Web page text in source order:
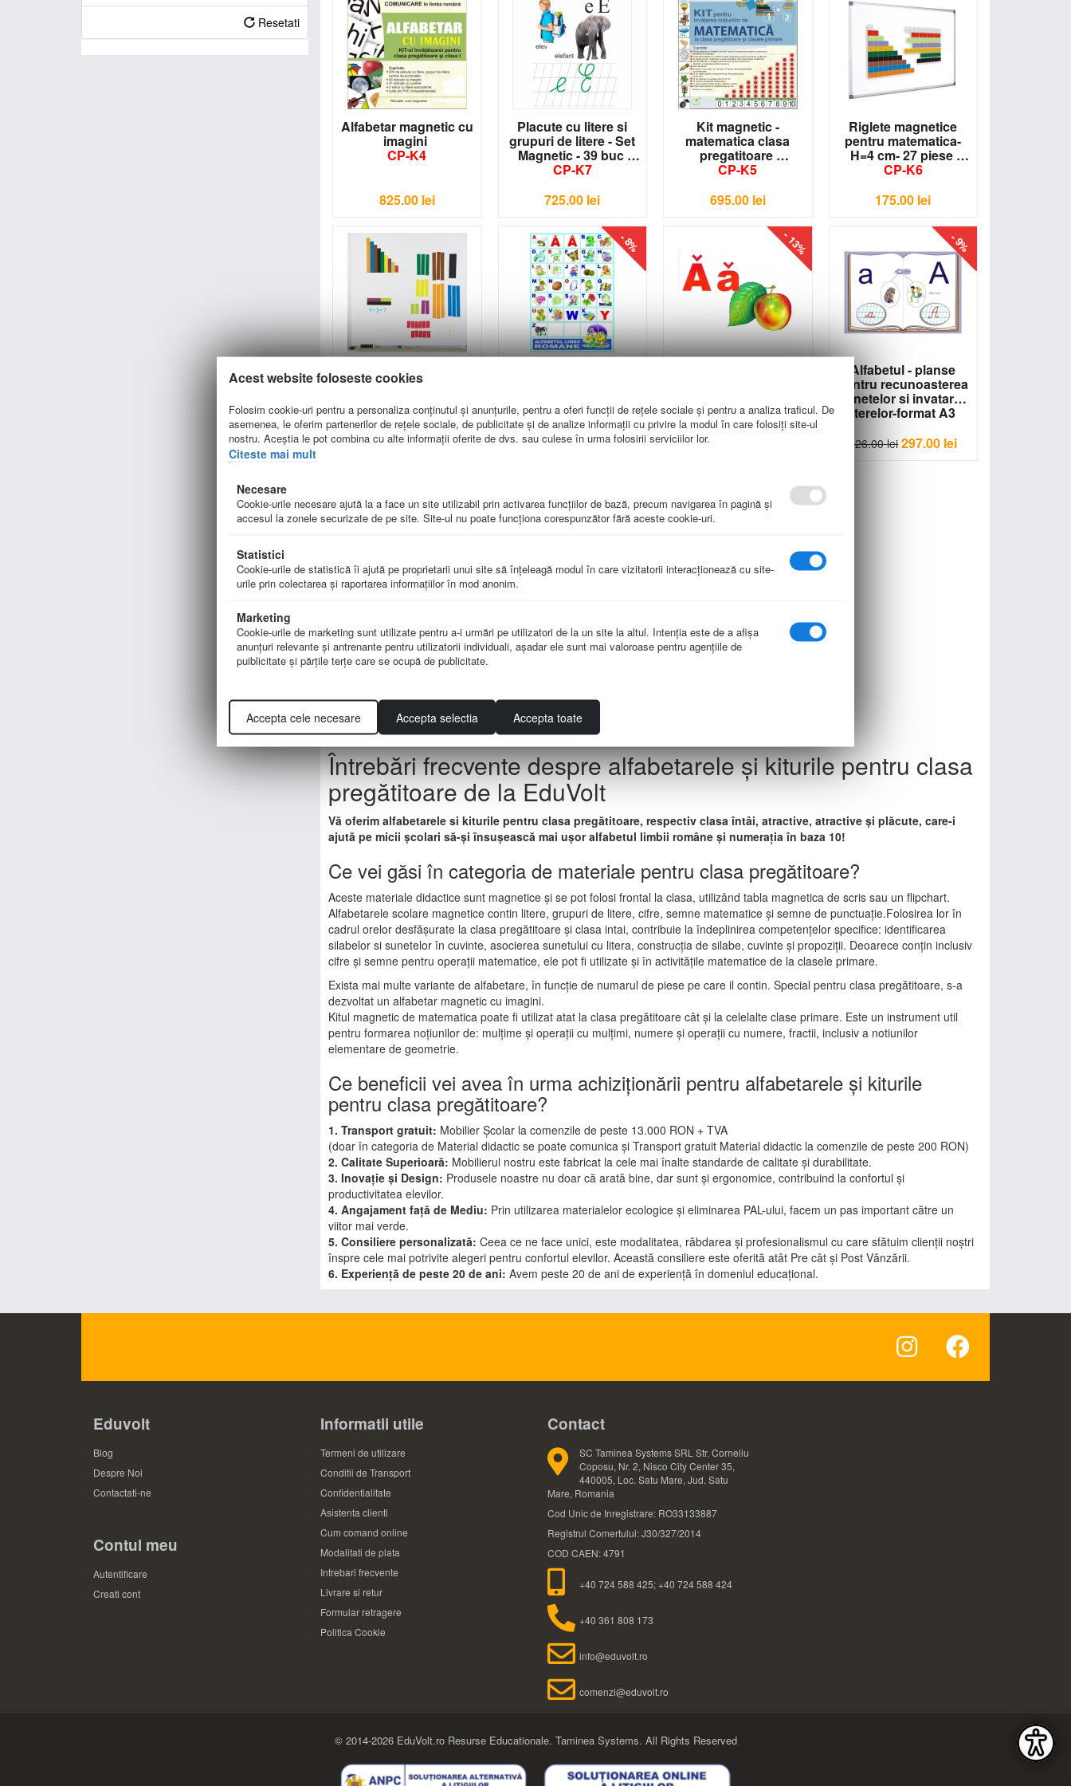
Resetati
Alfabetar magnetic cu
imagini
CP-K4
825.00 lei
Placute cu litere si
grupuri de litere - Set
Magnetic - 39 buc
CP-K7
725.00 lei
Kit magnetic -
matematica clasa
pregatitoare
CP-K5
695.00 lei
Riglete magnetice
pentru matematica-
H=4 cm- 27 piese
CP-K6
175.00 lei
Riglete magnetice
pentru matematica-
LER 7708
144.00lei
- 8%
CP-P18
450.00 lei 415.00 lei
- 13%
CP-P19
238.00
- 9%
Alfabetul - planse
pentru recunoasterea
sunetelor si invatarea
literelor-format A3
326.00 lei 297.00 lei
Litere si grupuri de
litere- dim. 700x1000
mm
CP-K8
Întrebări frecvente despre alfabetarele și kiturile pentru clasa
pregătitoare de la EduVolt
Vă oferim alfabetarele si kiturile pentru clasa pregătitoare, respectiv clasa întâi, atractive, atractive și plăcute, care-i
ajută pe micii școlari să-și însușească mai ușor alfabetul limbii române și numerația în baza 10!
Ce vei găsi în categoria de materiale pentru clasa pregătitoare?
Aceste materiale didactice sunt magnetice și se pot folosi frontal la clasa, utilizând tabla magnetica de scris sau un flipchart.
Alfabetarele scolare magnetice contin litere, grupuri de litere, cifre, semne matematice și semne de punctuație.Folosirea lor în
cadrul orelor desfășurate la clasa pregătitoare și clasa intai, contribuie la îndeplinirea competențelor specifice: identificarea
silabelor si sunetelor în cuvinte, asocierea sunetului cu litera, construcția de silabe, cuvinte și propoziții. Deoarece conțin inclusiv
cifre și semne pentru operații matematice, ele pot fi utilizate și în activitățile matematice de la clasele primare.
Exista mai multe variante de alfabetare, în funcție de numarul de piese pe care il contin. Special pentru clasa pregătitoare, s-a
dezvoltat un alfabetar magnetic cu imagini.
Kitul magnetic de matematica poate fi utilizat atat la clasa pregătitoare cât și la celelalte clase primare. Este un instrument util
pentru formarea noțiunilor de: mulțime și operații cu mulțimi, numere și operații cu numere, fractii, inclusiv a notiunilor
elementare de geometrie.
Ce beneficii vei avea în urma achiziționării pentru alfabetarele și kiturile
pentru clasa pregătitoare?
1. Transport gratuit: Mobilier Școlar la comenzile de peste 13.000 RON + TVA
(doar în categoria de Material didactic se poate comunica și Transport gratuit Material didactic la comenzile de peste 200 RON)
2. Calitate Superioară: Mobilierul nostru este fabricat la cele mai înalte standarde de calitate și durabilitate.
3. Inovație și Design: Produsele noastre nu doar că arată bine, dar sunt și ergonomice, contribuind la confortul și
productivitatea elevilor.
4. Angajament față de Mediu: Prin utilizarea materialelor ecologice și eliminarea PAL-ului, facem un pas important către un
viitor mai verde.
5. Consiliere personalizată: Ceea ce ne face unici, este modalitatea, răbdarea și profesionalismul cu care sfătuim clienții noștri
înspre cele mai potrivite alegeri pentru confortul elevilor. Această consiliere este oferită atât Pre cât și Post Vânzării.
6. Experiență de peste 20 de ani: Avem peste 20 de ani de experiență în domeniul educațional.
Eduvolt
Blog
Despre Noi
Contactati-ne
Contul meu
Autentificare
Creati cont
Informatii utile
Termeni de utilizare
Conditii de Transport
Confidentialitate
Asistenta clienti
Cum comand online
Modalitati de plata
Intrebari frecvente
Livrare si retur
Formular retragere
Politica Cookie
Contact
SC Taminea Systems SRL Str. Corneliu
Coposu, Nr. 2, Nisco City Center 35,
440005, Loc. Satu Mare, Jud. Satu
Mare, Romania
Cod Unic de Inregistrare: RO33133887
Registrul Comertului: J30/327/2014
COD CAEN: 4791
+40 724 588 425; +40 724 588 424
+40 361 808 173
info@eduvolt.ro
comenzi@eduvolt.ro
© 2014-2026 EduVolt.ro Resurse Educationale. Taminea Systems. All Rights Reserved
Acest website foloseste cookies
Folosim cookie-uri pentru a personaliza conținutul și anunțurile, pentru a oferi funcții de rețele sociale și pentru a analiza traficul. De
asemenea, le oferim partenerilor de rețele sociale, de publicitate și de analize informații cu privire la modul în care folosiți site-ul
nostru. Aceștia le pot combina cu alte informații oferite de dvs. sau culese în urma folosirii serviciilor lor.
Citeste mai mult
Necesare
Cookie-urile necesare ajută la a face un site utilizabil prin activarea funcţiilor de bază, precum navigarea în pagină şi
accesul la zonele securizate de pe site. Site-ul nu poate funcţiona corespunzător fără aceste cookie-uri.
Statistici
Cookie-urile de statistică îi ajută pe proprietarii unui site să înţeleagă modul în care vizitatorii interacţionează cu site-
urile prin colectarea şi raportarea informaţiilor în mod anonim.
Marketing
Cookie-urile de marketing sunt utilizate pentru a-i urmări pe utilizatori de la un site la altul. Intenţia este de a afişa
anunţuri relevante şi antrenante pentru utilizatorii individuali, aşadar ele sunt mai valoroase pentru agenţiile de
puiblicitate şi părţile terţe care se ocupă de publicitate.
Accepta cele necesare Accepta selectia Accepta toate